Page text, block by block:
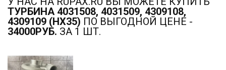
ТУРБИНА 4031508, 4031509, 4309108,
4309109 (HX35) ПО ВЫГОДНОЙ ЦЕНЕ -
34000РУБ. ЗА 1 ШТ.